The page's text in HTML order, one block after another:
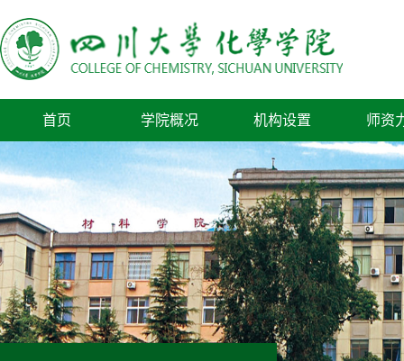
首页 学院概况 机构设置 师资